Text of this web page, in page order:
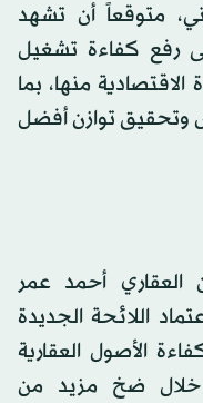
متوقعاً أن تشهد
رفع كفاءة تشغيل
الاقتصادية منها، بما
وتحقيق توازن أفضل
العقاري أحمد عمر
اللائحة الجديدة
الأصول العقارية
خلال ضخ مزيد من